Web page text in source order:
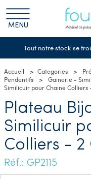
MENU
Tout notre stock se
Accueil Categories
Pendentifs
Gainerie -
Similicuir pour Chaine Colliers
Plateau
Similicuir
Colliers - 2
Réf.: GP2115